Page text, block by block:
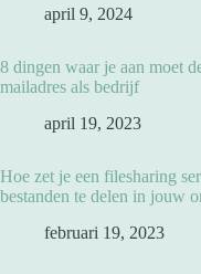
april 9, 2024
8 dingen waar je aan moet
mailadres als bedrijf
april 19, 2023
Hoe zet je een filesharing
bestanden te delen in jouw
februari 19, 2023